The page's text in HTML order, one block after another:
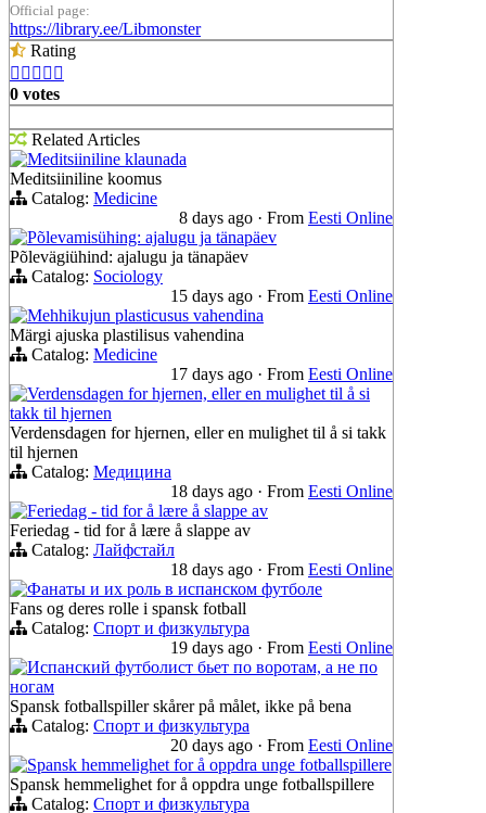
Official page:
https://library.ee/Libmonster
Rating
    
0 votes
Related Articles
Meditsiiniline klaunada
Meditsiiniline koomus
Catalog: Medicine
8 days ago · From Eesti Online
Põlevamisühing: ajalugu ja tänapäev
Põlevägiühind: ajalugu ja tänapäev
Catalog: Sociology
15 days ago · From Eesti Online
Mehhikujun plasticusus vahendina
Märgi ajuska plastilisus vahendina
Catalog: Medicine
17 days ago · From Eesti Online
Verdensdagen for hjernen, eller en mulighet til å si
takk til hjernen
Verdensdagen for hjernen, eller en mulighet til å si takk
til hjernen
Catalog: Медицина
18 days ago · From Eesti Online
Feriedag - tid for å lære å slappe av
Feriedag - tid for å lære å slappe av
Catalog: Лайфстайл
18 days ago · From Eesti Online
Фанаты и их роль в испанском футболе
Fans og deres rolle i spansk fotball
Catalog: Спорт и физкультура
19 days ago · From Eesti Online
Испанский футболист бьет по воротам, а не по
ногам
Spansk fotballspiller skårer på målet, ikke på bena
Catalog: Спорт и физкультура
20 days ago · From Eesti Online
Spansk hemmelighet for å oppdra unge fotballspillere
Spansk hemmelighet for å oppdra unge fotballspillere
Catalog: Спорт и физкультура